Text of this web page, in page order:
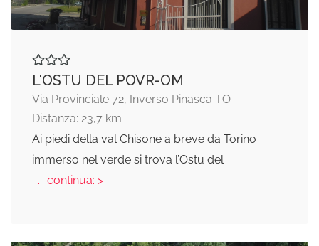
L'OSTU DEL POVR-OM
Via Provinciale 72, Inverso Pinasca TO
Distanza: 23,7 km
Ai piedi della val Chisone a breve da Torino
immerso nel verde si trova l’Ostu del
... continua: >